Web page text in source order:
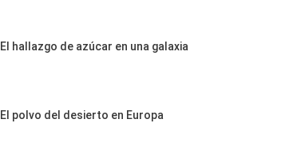
El hallazgo de azúcar en una galaxia
El polvo del desierto en Europa